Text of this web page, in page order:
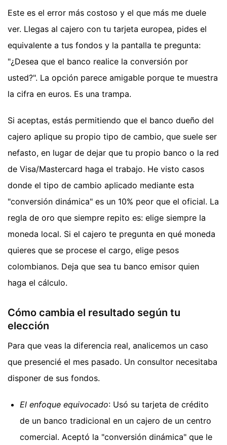
Este es el error más costoso y el que más me duele
ver. Llegas al cajero con tu tarjeta europea, pides el
equivalente a tus fondos y la pantalla te pregunta:
"¿Desea que el banco realice la conversión por
usted?". La opción parece amigable porque te muestra
la cifra en euros. Es una trampa.
Si aceptas, estás permitiendo que el banco dueño del
cajero aplique su propio tipo de cambio, que suele ser
nefasto, en lugar de dejar que tu propio banco o la red
de Visa/Mastercard haga el trabajo. He visto casos
donde el tipo de cambio aplicado mediante esta
"conversión dinámica" es un 10% peor que el oficial. La
regla de oro que siempre repito es: elige siempre la
moneda local. Si el cajero te pregunta en qué moneda
quieres que se procese el cargo, elige pesos
colombianos. Deja que sea tu banco emisor quien
haga el cálculo.
Cómo cambia el resultado según tu
elección
Para que veas la diferencia real, analicemos un caso
que presencié el mes pasado. Un consultor necesitaba
disponer de sus fondos.
El enfoque equivocado: Usó su tarjeta de crédito
de un banco tradicional en un cajero de un centro
comercial. Aceptó la "conversión dinámica" que le